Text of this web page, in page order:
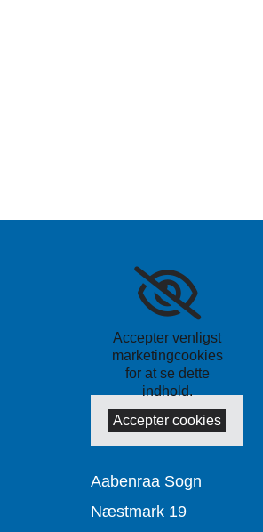
Accepter venligst
marketingcookies
for at se dette
indhold.
Accepter cookies
Aabenraa Sogn
Næstmark 19